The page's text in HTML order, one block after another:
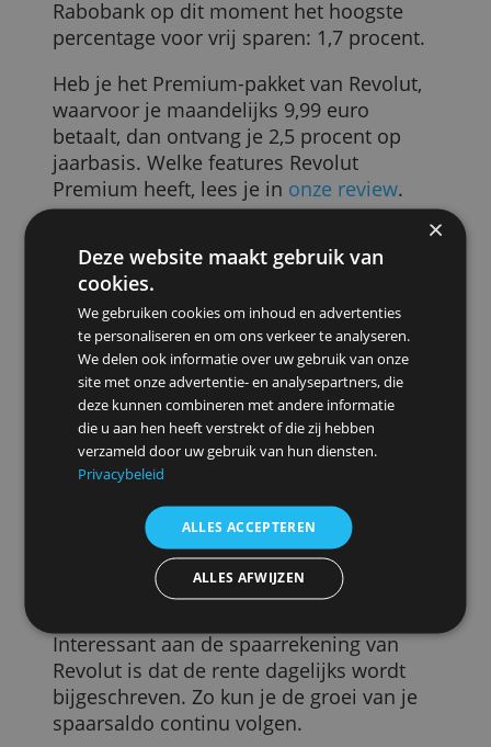
Revolut begint met relatief hoge
spaarrente
De rente waar Revolut mee begint, ligt
hoger dan de spaarrente die je krijgt op
een gewone spaarrekening bij een grote
bank. Van de drie grote banken heeft
Rabobank op dit moment het hoogste
percentage voor vrij sparen: 1,7 procent.
Heb je het Premium-pakket van Revolut,
waarvoor je maandelijks 9,99 euro
betaalt, dan ontvang je 2,5 procent op
jaarbasis. Welke features Revolut
Premium heeft, lees je inonze review
Deze rente voor Premium-klanten ligt
redelijk in lijn met het huidige
renteaanbod van Bunq (nu 2,46 procent)
en Openbank (nu 2,65 procent).
De duurste Revolut-pakketten Metal en
Ultra van respectievelijk 18,99 en 50 euro
per maand leveren je zelfs 3 en 3,5
procent op. Die laatste hoort bij de
Deze website maakt gebruik van
cookies.
We gebruiken cookies om inhoud en advertenties
te personaliseren en om ons verkeer te analyseren.
We delen ook informatie over uw gebruik van onze
site met onze advertentie- en analysepartners, die
deze kunnen combineren met andere informatie
die u aan hen heeft verstrekt of die zij hebben
verzameld door uw gebruik van hun diensten.